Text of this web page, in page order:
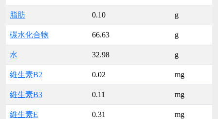
脂肪 0.10 g
碳水化合物 66.63 g
水 32.98 g
維生素B2 0.02 mg
維生素B3 0.11 mg
維生素E 0.31 mg